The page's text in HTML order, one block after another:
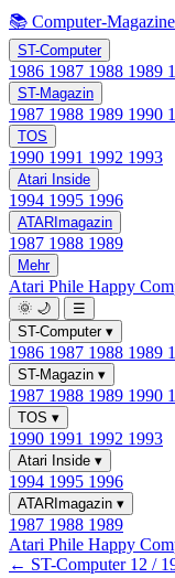
📚 Computer-Magazine
ST-Computer
1986 1987 1988 1989
ST-Magazin
1987 1988 1989 1990
TOS
1990 1991 1992 1993
Atari Inside
1994 1995 1996
ATARImagazin
1987 1988 1989
Mehr
Atari Phile Happy
🌞 🌙
☰
ST-Computer ▾
1986 1987 1988 1989
ST-Magazin ▾
1987 1988 1989 1990
TOS ▾
1990 1991 1992 1993
Atari Inside ▾
1994 1995 1996
ATARImagazin ▾
1987 1988 1989
Atari Phile Happy
← ST-Computer 12 /